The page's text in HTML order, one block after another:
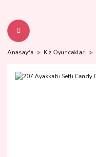
Anasayfa Kız Oyuncakları